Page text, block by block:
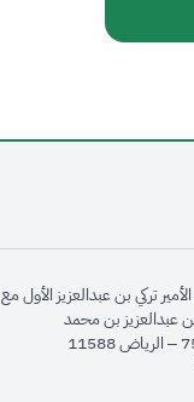
تركي بن عبدالعزيز الأول مع
عبدالعزيز بن محمد